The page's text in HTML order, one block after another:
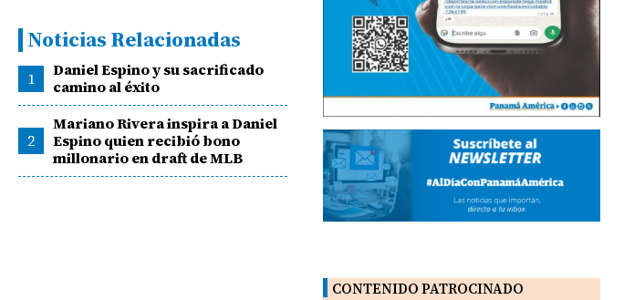
Noticias Relacionadas
1
Daniel Espino y su sacrificado
camino al éxito
2
Mariano Rivera inspira a Daniel
Espino quien recibió bono
millonario en draft de MLB
CONTENIDO PATROCINADO